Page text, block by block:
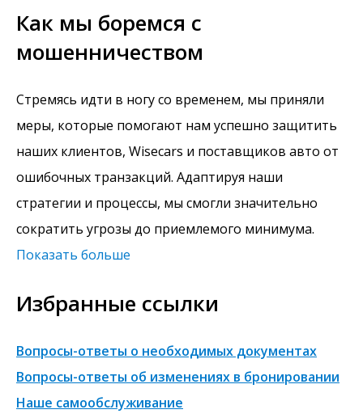
Как мы боремся с
мошенничеством
Стремясь идти в ногу со временем, мы приняли
меры, которые помогают нам успешно защитить
наших клиентов, Wisecars и поставщиков авто от
ошибочных транзакций. Адаптируя наши
стратегии и процессы, мы смогли значительно
сократить угрозы до приемлемого минимума.
Показать больше
Избранные ссылки
Вопросы-ответы о необходимых документах
Вопросы-ответы об изменениях в бронировании
Наше самообслуживание